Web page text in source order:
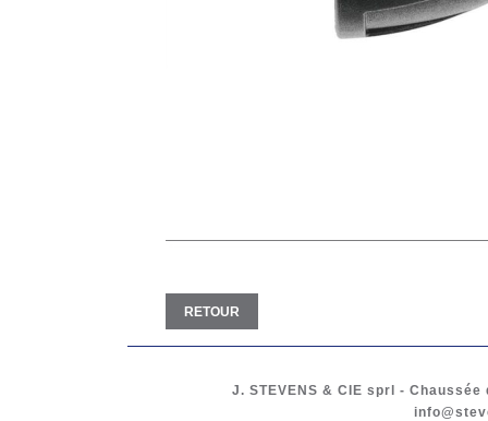
RETOUR
J. STEVENS & CIE sprl - Chaussée